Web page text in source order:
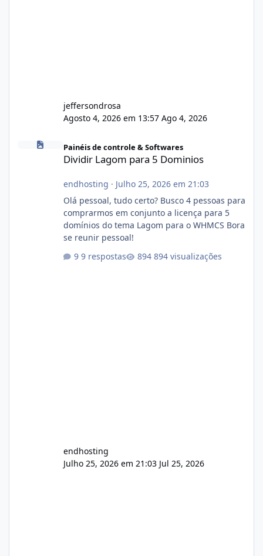
jeffersondrosa
Agosto 4, 2026 em 13:57 Ago 4, 2026
Dividir Lagom para 5 Dominios
Painéis de controle & Softwares
Dividir Lagom para 5 Dominios
endhosting · Julho 25, 2026 em 21:03
Olá pessoal, tudo certo? Busco 4 pessoas para
comprarmos em conjunto a licença para 5
domínios do tema Lagom para o WHMCS Bora
se reunir pessoal!
9 respostas
894 visualizações
endhosting
Julho 25, 2026 em 21:03 Jul 25, 2026